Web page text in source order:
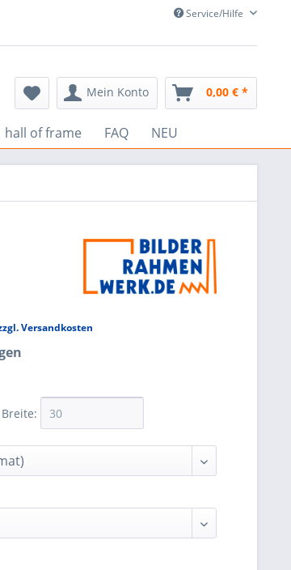
Service/Hilfe
Mein Konto 0,00 € *
hall of frame FAQ NEU
Versandkosten
Breite: